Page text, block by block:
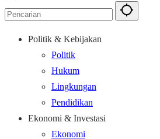
Politik & Kebijakan
Politik
Hukum
Lingkungan
Pendidikan
Ekonomi & Investasi
Ekonomi